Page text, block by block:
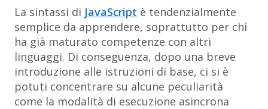
La sintassi di JavaScript è tendenzialmente
semplice da apprendere, soprattutto per chi
ha già maturato competenze con altri
linguaggi. Di conseguenza, dopo una breve
introduzione alle istruzioni di base, ci si è
potuti concentrare su alcune peculiarità
come la modalità di esecuzione asincrona